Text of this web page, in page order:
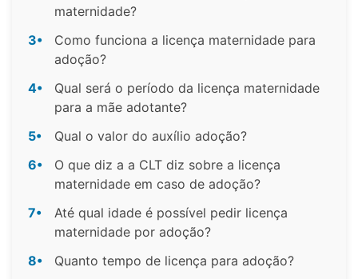
maternidade?
3•
Como funciona a licença maternidade para
adoção?
4•
Qual será o período da licença maternidade
para a mãe adotante?
5•
Qual o valor do auxílio adoção?
6•
O que diz a a CLT diz sobre a licença
maternidade em caso de adoção?
7•
Até qual idade é possível pedir licença
maternidade por adoção?
8•
Quanto tempo de licença para adoção?